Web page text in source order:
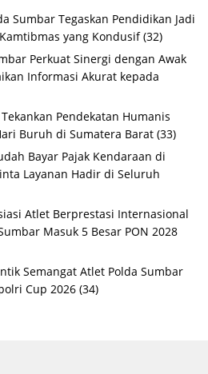
Sumbar Tegaskan Pendidikan Jadi
yang Kondusif (32)
Perkuat Sinergi dengan Awak
Informasi Akurat kepada
Pendekatan Humanis
Buruh di Sumatera Barat (33)
Bayar Pajak Kendaraan di
Layanan Hadir di Seluruh
Atlet Berprestasi Internasional
Masuk 5 Besar PON 2028
Semangat Atlet Polda Sumbar
Cup 2026 (34)